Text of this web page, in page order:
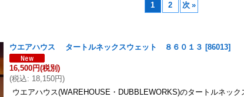
1 2 次 »
ウエアハウス タートルネックスウェット ８６０１３ [86013]
16,500円(税別)
(税込: 18,150円)
ウエアハウス(WAREHOUSE・DUBBLEWORKS)のタートルネック